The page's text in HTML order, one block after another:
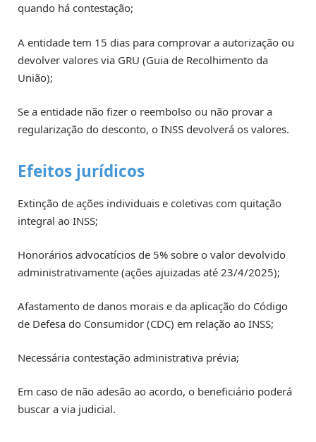
quando há contestação;
A entidade tem 15 dias para comprovar a autorização ou
devolver valores via GRU (Guia de Recolhimento da
União);
Se a entidade não fizer o reembolso ou não provar a
regularização do desconto, o INSS devolverá os valores.
Efeitos jurídicos
Extinção de ações individuais e coletivas com quitação
integral ao INSS;
Honorários advocatícios de 5% sobre o valor devolvido
administrativamente (ações ajuizadas até 23/4/2025);
Afastamento de danos morais e da aplicação do Código
de Defesa do Consumidor (CDC) em relação ao INSS;
Necessária contestação administrativa prévia;
Em caso de não adesão ao acordo, o beneficiário poderá
buscar a via judicial.